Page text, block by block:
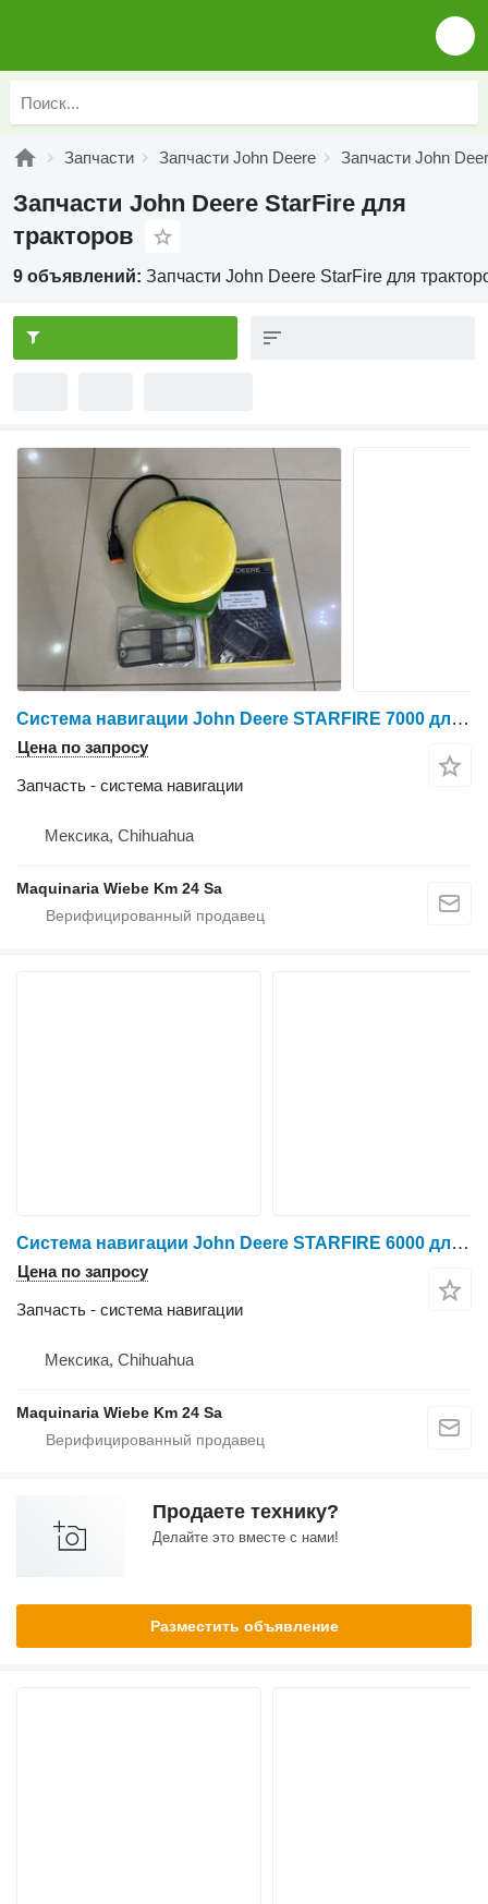
Запчасти Запчасти John Deere Запчасти John
Запчасти John Deere StarFire для
тракторов
9 объявлений: Запчасти John Deere StarFire для
Система навигации John Deere STARFIRE 7000 для трактора колесного
Цена по запросу
Запчасть - система навигации
Мексика, Chihuahua
Maquinaria Wiebe Km 24 Sa
Система навигации John Deere STARFIRE 6000 для трактора колесного
Цена по запросу
Запчасть - система навигации
Мексика, Chihuahua
Maquinaria Wiebe Km 24 Sa
Продаете технику?
Делайте это вместе с нами!
Разместить объявление